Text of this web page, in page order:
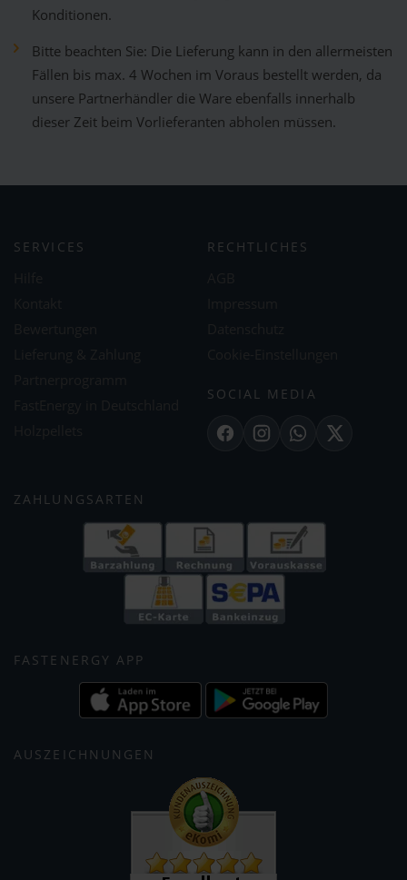
Konditionen.
Bitte beachten Sie: Die Lieferung kann in den allermeisten
Fällen bis max. 4 Wochen im Voraus bestellt werden, da
unsere Partnerhändler die Ware ebenfalls innerhalb
dieser Zeit beim Vorlieferanten abholen müssen.
SERVICES RECHTLICHES
SOCIAL MEDIA
FacebookInstagramWhatsApp
X
ZAHLUNGSARTEN
FASTENERGY APP
AUSZEICHNUNGEN